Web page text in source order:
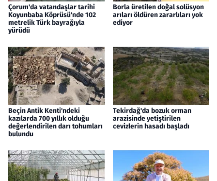
Çorum'da vatandaşlar tarihi
Koyunbaba Köprüsü'nde 102
metrelik Türk bayrağıyla
yürüdü
Borla üretilen doğal solüsyon
arıları öldüren zararlıları yok
ediyor
Beçin Antik Kenti'ndeki
kazılarda 700 yıllık olduğu
değerlendirilen darı tohumları
bulundu
Tekirdağ'da bozuk orman
arazisinde yetiştirilen
cevizlerin hasadı başladı